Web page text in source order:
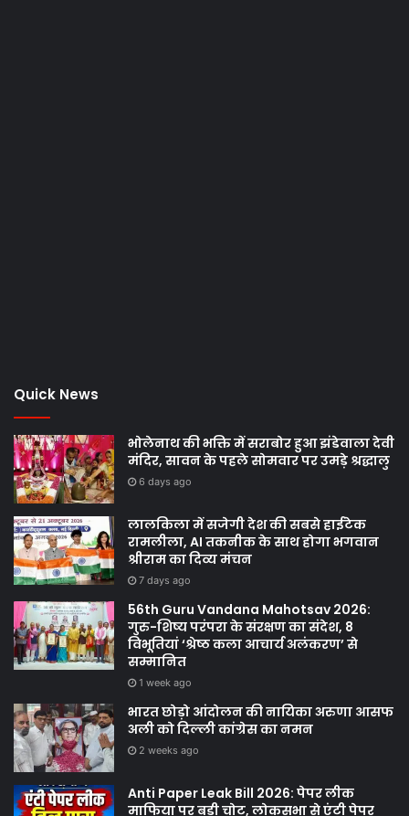
Quick News
भोलेनाथ की भक्ति में सराबोर हुआ झंडेवाला देवी
मंदिर, सावन के पहले सोमवार पर उमड़े श्रद्धालु
6 days ago
लालकिला में सजेगी देश की सबसे हाईटेक
रामलीला, AI तकनीक के साथ होगा भगवान
श्रीराम का दिव्य मंचन
7 days ago
56th Guru Vandana Mahotsav 2026:
गुरु-शिष्य परंपरा के संरक्षण का संदेश, 8
विभूतियां ‘श्रेष्ठ कला आचार्य अलंकरण’ से
सम्मानित
1 week ago
भारत छोड़ो आंदोलन की नायिका अरुणा आसफ
अली को दिल्ली कांग्रेस का नमन
2 weeks ago
Anti Paper Leak Bill 2026: पेपर लीक
माफिया पर बड़ी चोट, लोकसभा से एंटी पेपर